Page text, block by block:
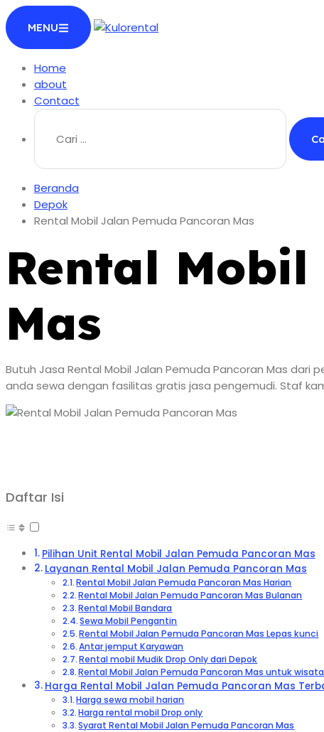
Langsung
ke
konten
MENU
Home
about
Contact
Cari
untuk:
Beranda
Depok
Rental Mobil Jalan Pemuda Pancoran Mas
Rental
Mas
Butuh Jasa Rental Mobil Jalan Pemuda Pancoran Mas
anda sewa dengan fasilitas gratis jasa pengemudi. Staf
Daftar Isi
Pilihan Unit Rental Mobil Jalan Pemuda Pancoran Mas
Layanan Rental Mobil Jalan Pemuda Pancoran Mas
Rental Mobil Jalan Pemuda Pancoran Mas Harian
Rental Mobil Jalan Pemuda Pancoran Mas Bulanan
Rental Mobil Bandara
Sewa Mobil Pengantin
Rental Mobil Jalan Pemuda Pancoran Mas Lepas kunci
Antar jemput Karyawan
Rental mobil Mudik Drop Only dari Depok
Rental Mobil Jalan Pemuda Pancoran Mas untuk wisata
Harga Rental Mobil Jalan Pemuda Pancoran Mas
Harga sewa mobil harian
Harga rental mobil Drop only
Syarat Rental Mobil Jalan Pemuda Pancoran Mas